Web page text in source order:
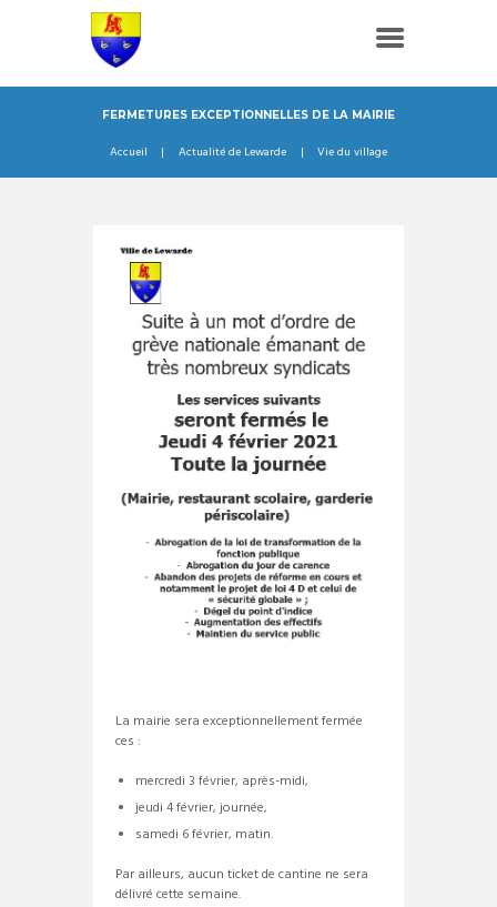
FERMETURES EXCEPTIONNELLES DE LA MAIRIE
Accueil Actualité de Lewarde Vie du village
La mairie sera exceptionnellement fermée
ces :
mercredi 3 février, après-midi,
jeudi 4 février, journée,
samedi 6 février, matin.
Par ailleurs, aucun ticket de cantine ne sera
délivré cette semaine.